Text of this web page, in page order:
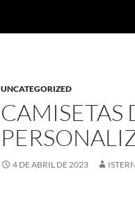
UNCATEGORIZED
CAMISETAS
4 DE ABRIL DE 2023 ISTERN